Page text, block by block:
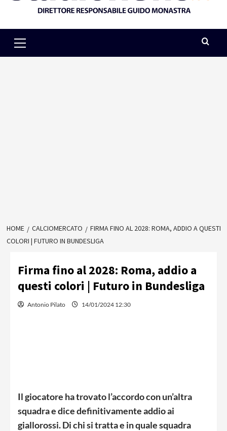
Menu
HOME CALCIOMERCATO
FIRMA FINO AL 2028: ROMA, ADDIO A QUESTI
COLORI | FUTURO IN BUNDESLIGA
Firma fino al 2028: Roma, addio a
questi colori | Futuro in Bundesliga
Antonio Pilato 14/01/2024 12:30
Il giocatore ha trovato l’accordo con un’altra
squadra e dice definitivamente addio ai
giallorossi. Di chi si tratta e in quale squadra